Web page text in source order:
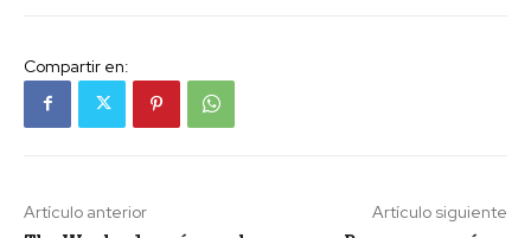
Compartir en:
Artículo anterior Artículo siguiente